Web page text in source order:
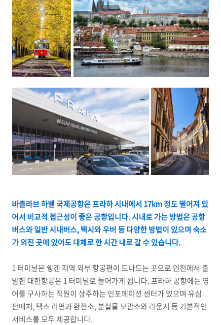
바츨라브 하벨 국제공항은 프라하 시내에서 17km 정도 떨어져 있
어서 비교적 접근성이 좋은 공항입니다. 시내로 가는 방법은 공항
버스와 일반 시내버스, 택시와 우버 등 다양한 방법이 있으며 숙소
가 외진 곳에 있어도 대체로 한 시간 내로 갈 수 있습니다.
1 터미널은 쉥겐 지역 외부 항공편이 드나드는 곳으로 인천에서 출
발한 대한항공은 1 터미널로 들어가게 됩니다. 프라하 공항에는 영
어를 구사하는 직원이 상주하는 인포메이션 센터가 있으며 유심
판매처, 택스 리펀과 환전소, 분실물 보관소와 라운지 등 기본적인
서비스를 모두 제공합니다.